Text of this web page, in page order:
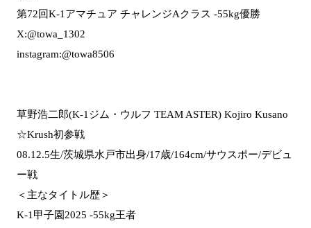
第72回K-1アマチュア チャレンジAクラス -55kg優勝
X:@towa_1302
instagram:@towa8506
草野浩二郎(K-1ジム・ウルフ TEAM ASTER) Kojiro Kusano
☆Krush初参戦
08.12.5生/茨城県水戸市出身/17歳/164cm/サウスポー/デビュ
ー戦
＜主なタイトル歴＞
K-1甲子園2025 -55kg王者